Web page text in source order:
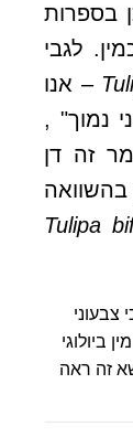
בספרות
לגבי
– אנו
נמוך" ,
זה דן
Tulipa
ביולוגי
זה ראה